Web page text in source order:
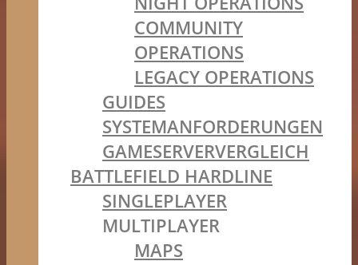
COMMUNITY
OPERATIONS
LEGACY OPERATIONS
GUIDES
SYSTEMANFORDERUNGEN
GAMESERVERVERGLEICH
BATTLEFIELD HARDLINE
SINGLEPLAYER
MULTIPLAYER
MAPS